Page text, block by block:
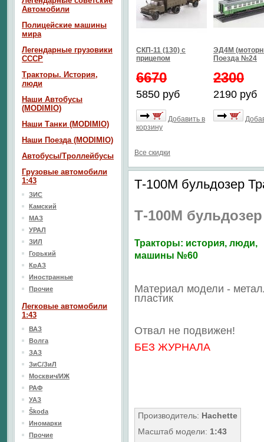
СКП-11 (130) с
прицепом
6670
5850 руб
Добавить в
корзину
ЭД4М
Поезда №24
2300
2190 руб
Все скидки
Т-100М бульдозер
Т-100М бульдозер
Тракторы: история, люди,
машины №60
Материал модели -
пластик
Отвал не подвижен!
БЕЗ ЖУРНАЛА
Производитель: Hachette
Масштаб модели: 1:43
Автомобили
Полицейские машины
мира
Легендарные грузовики
СССР
Тракторы. История,
люди
Наши Автобусы
(MODIMIO)
Наши Танки (MODIMIO)
Наши Поезда (MODIMIO)
Автобусы/Троллейбусы
Грузовые автомобили
1:43
ЗИС
Камский
МАЗ
УРАЛ
ЗИЛ
Горький
КрАЗ
Иностранные
Прочие
Легковые автомобили
1:43
ВАЗ
Волга
ЗАЗ
ЗиС/ЗиЛ
Москвич/ИЖ
РАФ
УАЗ
Škoda
Иномарки
Прочие